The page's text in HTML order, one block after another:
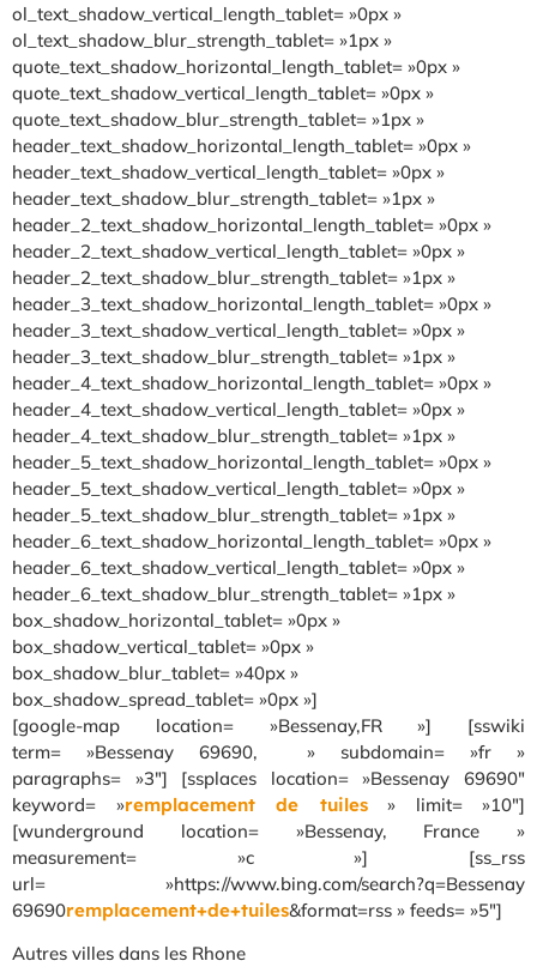
ol_text_shadow_vertical_length_tablet= »0px »
ol_text_shadow_blur_strength_tablet= »1px »
quote_text_shadow_horizontal_length_tablet= »0px »
quote_text_shadow_vertical_length_tablet= »0px »
quote_text_shadow_blur_strength_tablet= »1px »
header_text_shadow_horizontal_length_tablet= »0px »
header_text_shadow_vertical_length_tablet= »0px »
header_text_shadow_blur_strength_tablet= »1px »
header_2_text_shadow_horizontal_length_tablet= »0px »
header_2_text_shadow_vertical_length_tablet= »0px »
header_2_text_shadow_blur_strength_tablet= »1px »
header_3_text_shadow_horizontal_length_tablet= »0px »
header_3_text_shadow_vertical_length_tablet= »0px »
header_3_text_shadow_blur_strength_tablet= »1px »
header_4_text_shadow_horizontal_length_tablet= »0px »
header_4_text_shadow_vertical_length_tablet= »0px »
header_4_text_shadow_blur_strength_tablet= »1px »
header_5_text_shadow_horizontal_length_tablet= »0px »
header_5_text_shadow_vertical_length_tablet= »0px »
header_5_text_shadow_blur_strength_tablet= »1px »
header_6_text_shadow_horizontal_length_tablet= »0px »
header_6_text_shadow_vertical_length_tablet= »0px »
header_6_text_shadow_blur_strength_tablet= »1px »
box_shadow_horizontal_tablet= »0px »
box_shadow_vertical_tablet= »0px »
box_shadow_blur_tablet= »40px »
box_shadow_spread_tablet= »0px »]
[google-map location= »Bessenay,FR »] [sswiki
term= »Bessenay 69690, » subdomain= »fr »
paragraphs= »3″] [ssplaces location= »Bessenay 69690″
keyword= »remplacement de tuiles» limit= »10″]
[wunderground location= »Bessenay, France »
measurement= »c »] [ss_rss
url= »https://www.bing.com/search?q=Bessenay
69690remplacement+de+tuiles&format=rss » feeds= »5″]
Autres villes dans les Rhone